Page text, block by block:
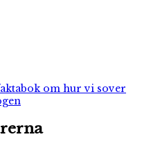
om hur vi sover